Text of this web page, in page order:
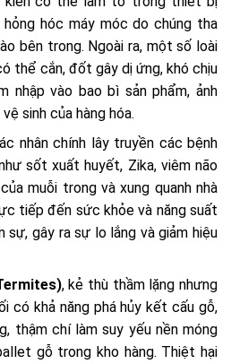
hóc máy móc do chúng tha
bên trong. Ngoài ra, một số loài
thể cắn, đốt gây dị ứng, khó chịu
nhập vào bao bì sản phẩm, ảnh
sinh của hàng hóa.
nhân chính lây truyền các bệnh
sốt xuất huyết, Zika, viêm não
muỗi trong và xung quanh nhà
tiếp đến sức khỏe và năng suất
sự, gây ra sự lo lắng và giảm hiệu
, kẻ thù thầm lặng nhưng
có khả năng phá hủy kết cấu gỗ,
thậm chí làm suy yếu nền móng
gỗ trong kho hàng. Thiệt hại